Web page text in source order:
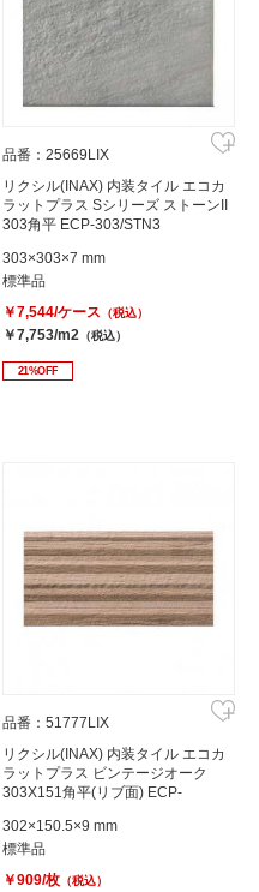
品番：25669LIX
リクシル(INAX) 内装タイル エコカ
ラットプラス Sシリーズ ストーンII
303角平 ECP-303/STN3
303×303×7 mm
標準品
￥7,544/ケース （税込）
￥7,753/m2 （税込）
21%OFF
品番：51777LIX
リクシル(INAX) 内装タイル エコカ
ラットプラス ビンテージオーク
303X151角平(リブ面) ECP-
302×150.5×9 mm
標準品
￥909/枚 （税込）